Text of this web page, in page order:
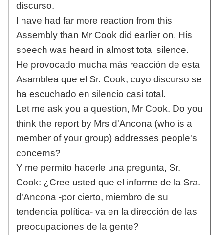
discurso.
I have had far more reaction from this
Assembly than Mr Cook did earlier on. His
speech was heard in almost total silence.
He provocado mucha más reacción de esta
Asamblea que el Sr. Cook, cuyo discurso se
ha escuchado en silencio casi total.
Let me ask you a question, Mr Cook. Do you
think the report by Mrs d'Ancona (who is a
member of your group) addresses people's
concerns?
Y me permito hacerle una pregunta, Sr.
Cook: ¿Cree usted que el informe de la Sra.
d'Ancona -por cierto, miembro de su
tendencia política- va en la dirección de las
preocupaciones de la gente?